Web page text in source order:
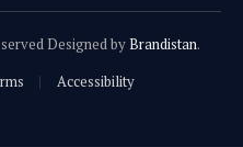
Designed byBrandistan.
Accessibility